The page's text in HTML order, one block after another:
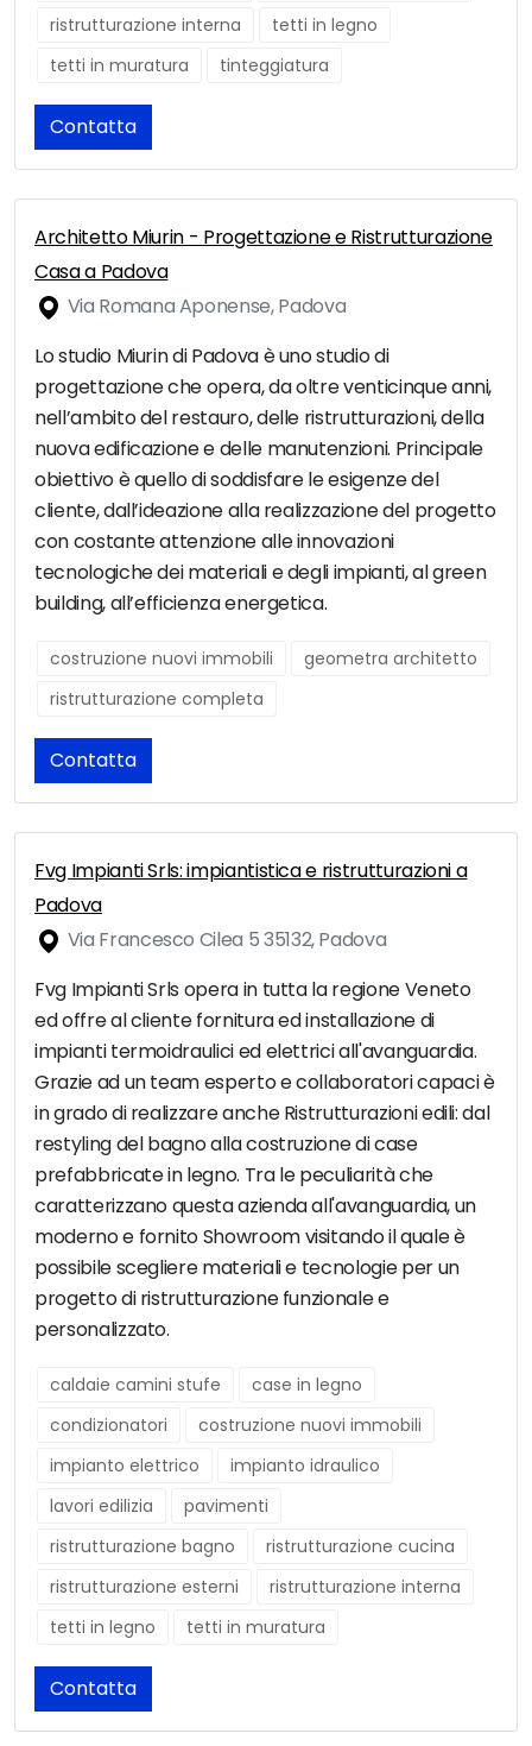
ristrutturazione interna
tetti in legno
tetti in muratura
tinteggiatura
Contatta
Architetto Miurin - Progettazione e Ristrutturazione
Casa a Padova
Via Romana Aponense, Padova
Lo studio Miurin di Padova è uno studio di
progettazione che opera, da oltre venticinque anni,
nell’ambito del restauro, delle ristrutturazioni, della
nuova edificazione e delle manutenzioni. Principale
obiettivo è quello di soddisfare le esigenze del
cliente, dall’ideazione alla realizzazione del progetto
con costante attenzione alle innovazioni
tecnologiche dei materiali e degli impianti, al green
building, all’efficienza energetica.
costruzione nuovi immobili
geometra architetto
ristrutturazione completa
Contatta
Fvg Impianti Srls: impiantistica e ristrutturazioni a
Padova
Via Francesco Cilea 5 35132, Padova
Fvg Impianti Srls opera in tutta la regione Veneto
ed offre al cliente fornitura ed installazione di
impianti termoidraulici ed elettrici all'avanguardia.
Grazie ad un team esperto e collaboratori capaci è
in grado di realizzare anche Ristrutturazioni edili: dal
restyling del bagno alla costruzione di case
prefabbricate in legno. Tra le peculiarità che
caratterizzano questa azienda all'avanguardia, un
moderno e fornito Showroom visitando il quale è
possibile scegliere materiali e tecnologie per un
progetto di ristrutturazione funzionale e
personalizzato.
caldaie camini stufe
case in legno
condizionatori
costruzione nuovi immobili
impianto elettrico
impianto idraulico
lavori edilizia
pavimenti
ristrutturazione bagno
ristrutturazione cucina
ristrutturazione esterni
ristrutturazione interna
tetti in legno
tetti in muratura
Contatta